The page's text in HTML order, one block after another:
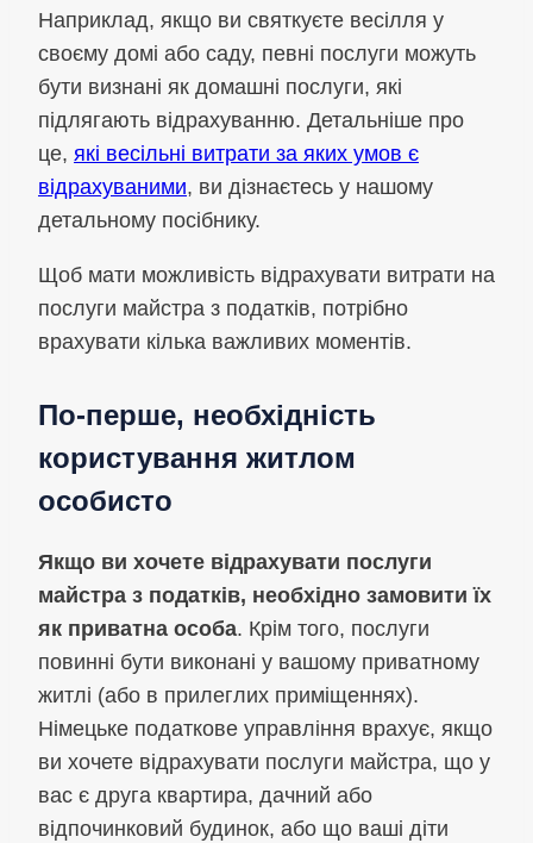
Наприклад, якщо ви святкуєте весілля у
своєму домі або саду, певні послуги можуть
бути визнані як домашні послуги, які
підлягають відрахуванню. Детальніше про
це, які весільні витрати за яких умов є
відрахуваними, ви дізнаєтесь у нашому
детальному посібнику.
Щоб мати можливість відрахувати витрати на
послуги майстра з податків, потрібно
врахувати кілька важливих моментів.
По-перше, необхідність
користування житлом
особисто
Якщо ви хочете відрахувати послуги
майстра з податків, необхідно замовити їх
як приватна особа. Крім того, послуги
повинні бути виконані у вашому приватному
житлі (або в прилеглих приміщеннях).
Німецьке податкове управління врахує, якщо
ви хочете відрахувати послуги майстра, що у
вас є друга квартира, дачний або
відпочинковий будинок, або що ваші діти